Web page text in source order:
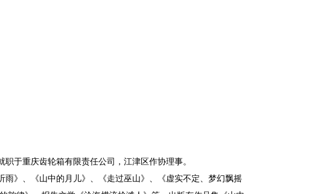
于重庆齿轮箱有限责任公司，江津区作协理事。
》、《山中的月儿》、《走过巫山》、《虚实不定、梦幻飘摇